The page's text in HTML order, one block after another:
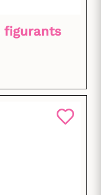
figurants